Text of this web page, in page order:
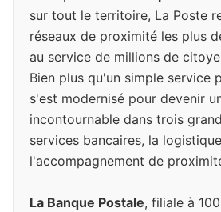
sur tout le territoire, La Poste
réseaux de proximité les plus
au service de millions de
Bien plus qu'un simple service
s'est modernisé pour devenir
incontournable dans trois
services bancaires, la
l'accompagnement de
La Banque Postale, filiale à